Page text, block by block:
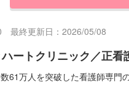
最終更新日：2026/05/08
ートクリニック／正
61万人を突破した看護師専門